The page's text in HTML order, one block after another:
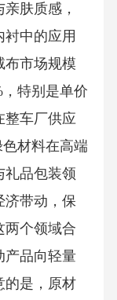
肤质感，
中的应用
布市场规模
特别是单价
整车厂供应
材料在高端
礼品包装领
济带动，保
两个领域合
产品向轻量
的是，原材